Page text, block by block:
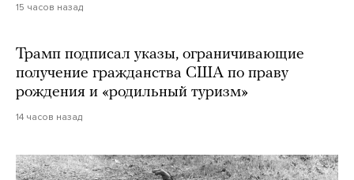
15 часов назад
Трамп подписал указы, ограничивающие
получение гражданства США по праву
рождения и «родильный туризм»
14 часов назад